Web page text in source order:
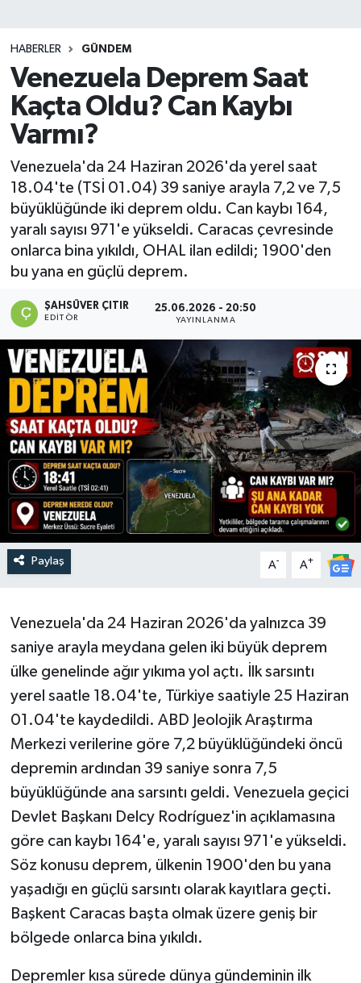
HABERLER GÜNDEM
Venezuela Deprem Saat
Kaçta Oldu? Can Kaybı
Varmı?
Venezuela'da 24 Haziran 2026'da yerel saat
18.04'te (TSİ 01.04) 39 saniye arayla 7,2 ve 7,5
büyüklüğünde iki deprem oldu. Can kaybı 164,
yaralı sayısı 971'e yükseldi. Caracas çevresinde
onlarca bina yıkıldı, OHAL ilan edildi; 1900'den
bu yana en güçlü deprem.
ŞAHSÜVER ÇITIR
EDITÖR
25.06.2026 - 20:50
YAYINLANMA
Paylaş A- A+
Venezuela'da 24 Haziran 2026'da yalnızca 39
saniye arayla meydana gelen iki büyük deprem
ülke genelinde ağır yıkıma yol açtı. İlk sarsıntı
yerel saatle 18.04'te, Türkiye saatiyle 25 Haziran
01.04'te kaydedildi. ABD Jeolojik Araştırma
Merkezi verilerine göre 7,2 büyüklüğündeki öncü
depremin ardından 39 saniye sonra 7,5
büyüklüğünde ana sarsıntı geldi. Venezuela geçici
Devlet Başkanı Delcy Rodríguez'in açıklamasına
göre can kaybı 164'e, yaralı sayısı 971'e yükseldi.
Söz konusu deprem, ülkenin 1900'den bu yana
yaşadığı en güçlü sarsıntı olarak kayıtlara geçti.
Başkent Caracas başta olmak üzere geniş bir
bölgede onlarca bina yıkıldı.
Depremler kısa sürede dünya gündeminin ilk
DÜZCE
EREĞLİ
KARABÜK
KASTAMONU